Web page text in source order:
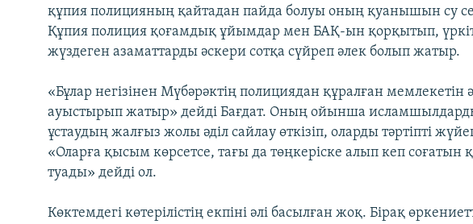
құпия полицияның қайтадан пайда болуы оның қуанышын су
Құпия полиция қоғамдық ұйымдар мен БАҚ-ын қорқытып,
жүздеген азаматтарды әскери сотқа сүйреп әлек болып жатыр.
«Бұлар негізінен Мүбәрәктің полициядан құралған
ауыстырып жатыр» дейді Бағдат. Оның ойынша
ұстаудың жалғыз жолы әділ сайлау өткізіп, оларды тәртіпті
«Оларға қысым көрсетсе, тағы да төңкеріске алып кеп соғатын
туады» дейді ол.
Көктемдегі көтерілістің екпіні әлі басылған жоқ. Бірақ